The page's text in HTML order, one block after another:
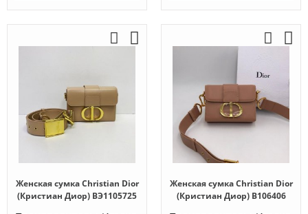
Женская сумка Christian Dior
(Кристиан Диор) BЭ1105725
Женская сумка Christian Dior
(Кристиан Диор) B106406